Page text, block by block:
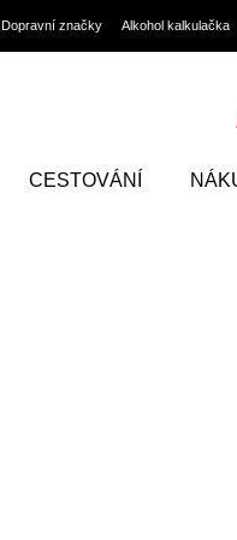
Dopravní značky Alkohol kalkulačka
CESTOVÁNÍ